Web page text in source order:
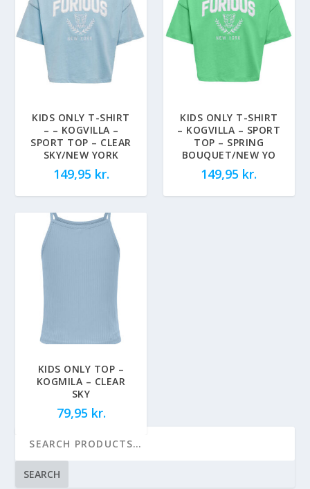
KIDS ONLY T-SHIRT
– – KOGVILLA –
SPORT TOP – CLEAR
SKY/NEW YORK
149,95 kr.
KIDS ONLY T-SHIRT
– KOGVILLA – SPORT
TOP – SPRING
BOUQUET/NEW YO
149,95 kr.
KIDS ONLY TOP –
KOGMILA – CLEAR
SKY
79,95 kr.
SEARCH